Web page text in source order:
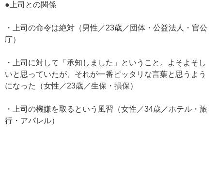
●上司との関係
・上司の命令は絶対（男性／23歳／団体・公益法人・官公
庁）
・上司に対して「承知しました」ということ。よそよそし
いと思っていたが、それが一番ピッタリな言葉と思うよう
になった（女性／23歳／生保・損保）
・上司の機嫌を取るという風習（女性／34歳／ホテル・旅
行・アパレル）